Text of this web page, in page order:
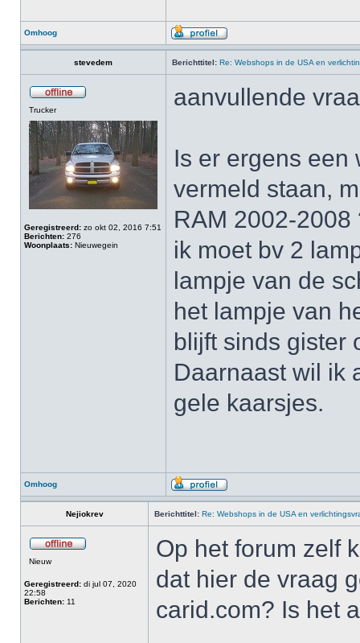
Omhoog
stevedem Berichttitel: Re: Webshops in de USA en
Trucker
Geregistreerd: zo okt 02, 2016 7:51
Berichten: 276
Woonplaats: Nieuwegein
aanvullende
Is er ergens een
vermeld staan,
RAM 2002-2008
ik moet bv 2
lampje van de
het lampje van
blijft sinds gister
Daarnaast wil ik
gele kaarsjes.
Omhoog
Nejiokrev Berichttitel: Re: Webshops in de USA en
Nieuw
Geregistreerd: di jul 07, 2020
22:58
Berichten: 11
Op het forum zelf
dat hier de vraag
carid.com? Is het